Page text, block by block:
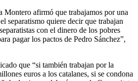
Montero afirmó que trabajamos por una
separatismo quiere decir que trabajan
con el dinero de los pobres
pagar los pactos de Pedro Sánchez”,
que “si también trabajan por la
euros a los catalanes, si se condona